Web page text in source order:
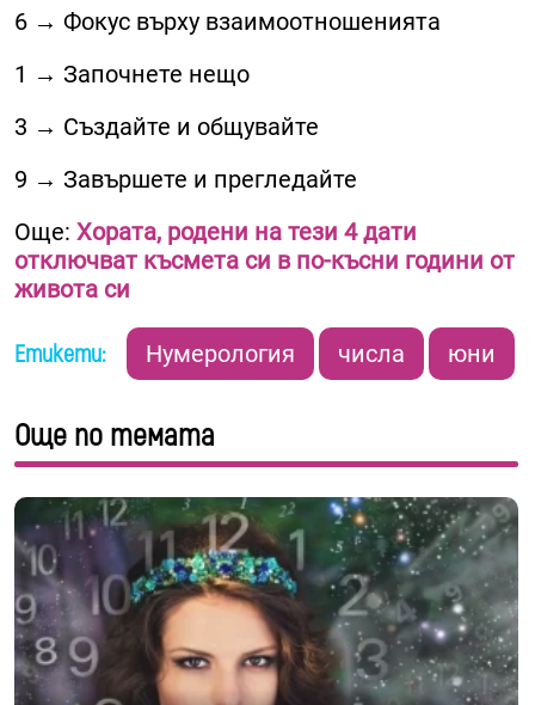
6 → Фокус върху взаимоотношенията
1 → Започнете нещо
3 → Създайте и общувайте
9 → Завършете и прегледайте
Още: Хората, родени на тези 4 дати
отключват късмета си в по-късни години от
живота си
Етикети: Нумерология числа юни
Още по темата